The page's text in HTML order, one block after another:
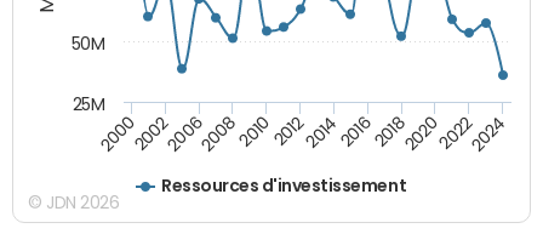
Ressources d'investissement
200020022006200820102012201420162018202020222024
25M
50M
© JDN 2026